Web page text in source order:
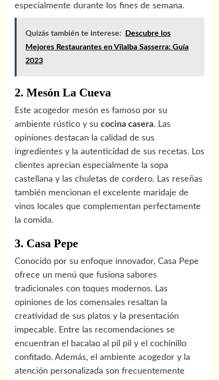
especialmente durante los fines de semana.
Quizás también te interese:
Descubre los
Mejores Restaurantes en Vilalba Sasserra: Guía
2023
2. Mesón La Cueva
Este acogedor mesón es famoso por su
ambiente rústico y su cocina casera. Las
opiniones destacan la calidad de sus
ingredientes y la autenticidad de sus recetas. Los
clientes aprecian especialmente la sopa
castellana y las chuletas de cordero. Las reseñas
también mencionan el excelente maridaje de
vinos locales que complementan perfectamente
la comida.
3. Casa Pepe
Conocido por su enfoque innovador, Casa Pepe
ofrece un menú que fusiona sabores
tradicionales con toques modernos. Las
opiniones de los comensales resaltan la
creatividad de sus platos y la presentación
impecable. Entre las recomendaciones se
encuentran el bacalao al pil pil y el cochinillo
confitado. Además, el ambiente acogedor y la
atención personalizada son frecuentemente